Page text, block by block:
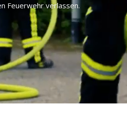
Feuerwehr verlassen.